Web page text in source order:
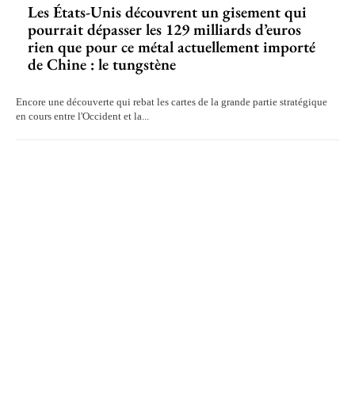
Les États-Unis découvrent un gisement qui
pourrait dépasser les 129 milliards d’euros
rien que pour ce métal actuellement importé
de Chine : le tungstène
Encore une découverte qui rebat les cartes de la grande partie stratégique
en cours entre l'Occident et la...